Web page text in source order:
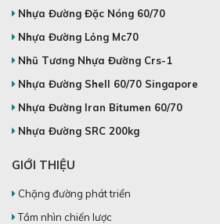
Nhựa Đường Đặc Nóng 60/70
Nhựa Đường Lỏng Mc70
Nhũ Tương Nhựa Đường Crs-1
Nhựa Đường Shell 60/70 Singapore
Nhựa Đường Iran Bitumen 60/70
Nhựa Đường SRC 200kg
GIỚI THIỆU
Chặng đường phát triển
Tầm nhìn chiến lược